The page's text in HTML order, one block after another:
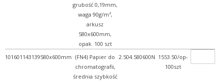
grubość 0,19mm,
waga 90g/m²,
arkusz
580x600mm,
opak. 100 szt
101601143139580x600mm (FN4) Papier do
chromatografii,
średnia szybkość
2.504.580600N 1553.50/op-
100szt